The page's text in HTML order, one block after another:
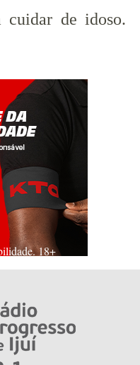
cuidar de idoso.
18+